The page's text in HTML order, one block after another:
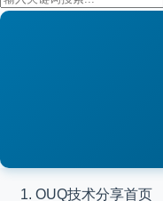
OUQ技术分享首页